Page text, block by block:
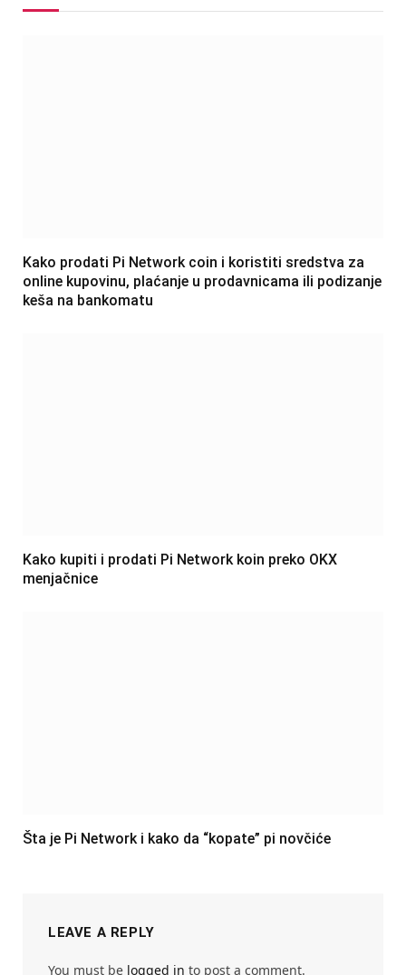
Kako prodati Pi Network coin i koristiti sredstva za
online kupovinu, plaćanje u prodavnicama ili podizanje
keša na bankomatu
Kako kupiti i prodati Pi Network koin preko OKX
menjačnice
Šta je Pi Network i kako da “kopate” pi novčiće
LEAVE A REPLY
You must be logged in to post a comment.